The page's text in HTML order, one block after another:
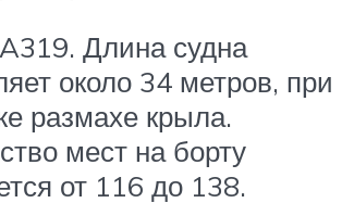
Длина судна
около 34 метров, при
размахе крыла.
мест на борту
от 116 до 138.